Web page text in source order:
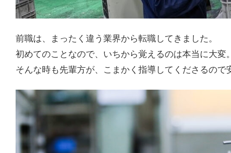
前職は、まったく違う業界から転職してきました。
初めてのことなので、いちから覚えるのは本当に大変
そんな時も先輩方が、こまかく指導してくださるので